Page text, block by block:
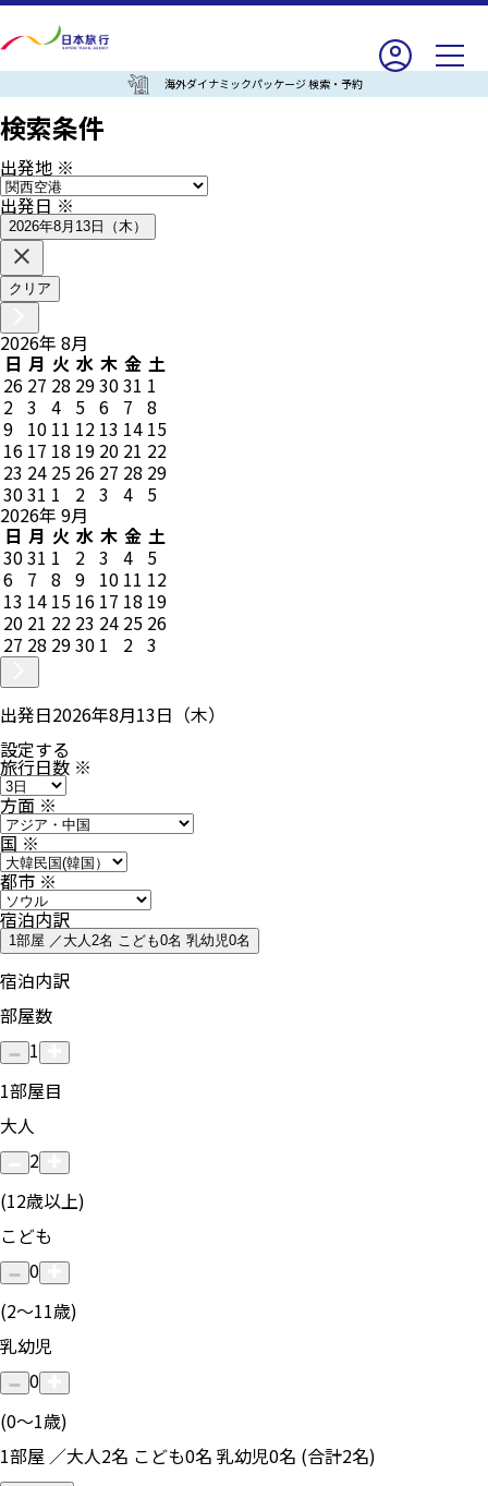
海外ダイナミックパッケージ 検索・予約
検索条件
出発地 ※
出発日※
2026年8月13日（木）
クリア
2026年 8月
日 月 火 水 木 金 土
26 27 28 293031 1
2 3 4 5 6 7 8
9 10 11 12 13 14 15
16 17 18 19 20 21 22
23 24 25 26 27 28 29
3031 1 2 3 4 5
2026年 9月
日 月 火 水 木 金 土
3031 1 2 3 4 5
6 7 8 9 10 11 12
13 14 15 16 17 18 19
20 21 22 23 24 25 26
27 28 2930 1 2 3
出発日2026年8月13日（木）
設定する
旅行日数 ※
方面※
国※
都市※
宿泊内訳
1部屋 ／大人2名 こども0名 乳幼児0名
宿泊内訳
部屋数
1
1部屋目
大人
2
(12歳以上)
こども
0
(2〜11歳)
乳幼児
0
(0〜1歳)
1部屋 ／大人2名 こども0名 乳幼児0名 (合計2名)